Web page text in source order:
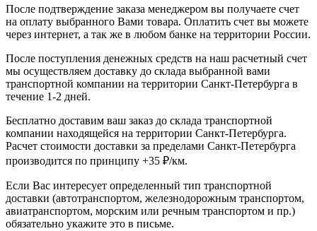
После подтверждение заказа менеджером вы получаете счет
на оплату выбранного Вами товара. Оплатить счет вы можете
через интернет, а так же в любом банке на территории России.
После поступления денежных средств на наш расчетный счет
мы осуществляем доставку до склада выбранной вами
транспортной компании на территории Санкт-Петербурга в
течение 1-2 дней.
Бесплатно доставим ваш заказ до склада транспортной
компании находящейся на территории Санкт-Петербурга.
Расчет стоимости доставки за пределами Санкт-Петербурга
производится по принципу +35 ₽/км.
Если Вас интересует определенный тип транспортной
доставки (автотранспортом, железнодорожным транспортом,
авиатранспортом, морским или речным транспортом и пр.)
обязательно укажите это в письме.